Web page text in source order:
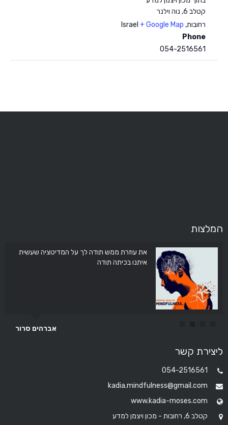
קטלב 6, נוה וילנר
רחובות,
Israel + Google Map
Phone
054-2516561
המלצות
את עוזרת ממש תודה לך על המדיטציה שעשית
איתנו בכיתה תודה
אברהים סרור
ליצירת קשר
054-2516561
kadia.mindfulness@gmail.com
www.kadia-moses.com
קטלב 6, רחובות - מכון ויצמן למדע